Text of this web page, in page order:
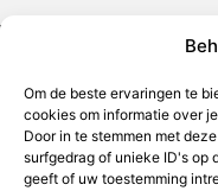
Om de beste ervaringen te
cookies om informatie over
Door in te stemmen met
surfgedrag of unieke ID's op
geeft of uw toestemming
Ons team Over ons
Goede backlinks kopen:
Geld verdienen op